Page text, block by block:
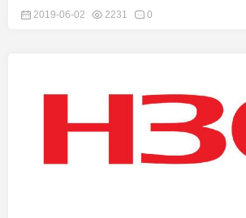
2019-06-02 2231 0